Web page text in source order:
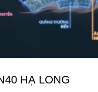
HẠ LONG